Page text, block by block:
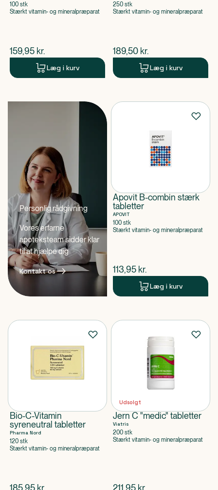
100 stk
Stærkt vitamin- og mineralpræparat
$nuværende pris
159,95 kr.
Læg i kurv
250 stk
Stærkt vitamin- og mineralpræparat
$nuværende pris
189,50 kr.
Læg i kurv
Personlig rådgivning
Vores erfarne
apoteksteam sidder klar
til at hjælpe dig
Kontakt os
Apovit B-combin stærk
tabletter
APOVIT
100 stk
Stærkt vitamin- og mineralpræparat
$nuværende pris
113,95 kr.
Læg i kurv
Bio-C-Vitamin
syreneutral tabletter
Pharma Nord
120 stk
Stærkt vitamin- og mineralpræparat
$nuværende pris
185,95 kr.
Udsolgt
Jern C "medic" tabletter
Viatris
200 stk
Stærkt vitamin- og mineralpræparat
$nuværende pris
211,95 kr.